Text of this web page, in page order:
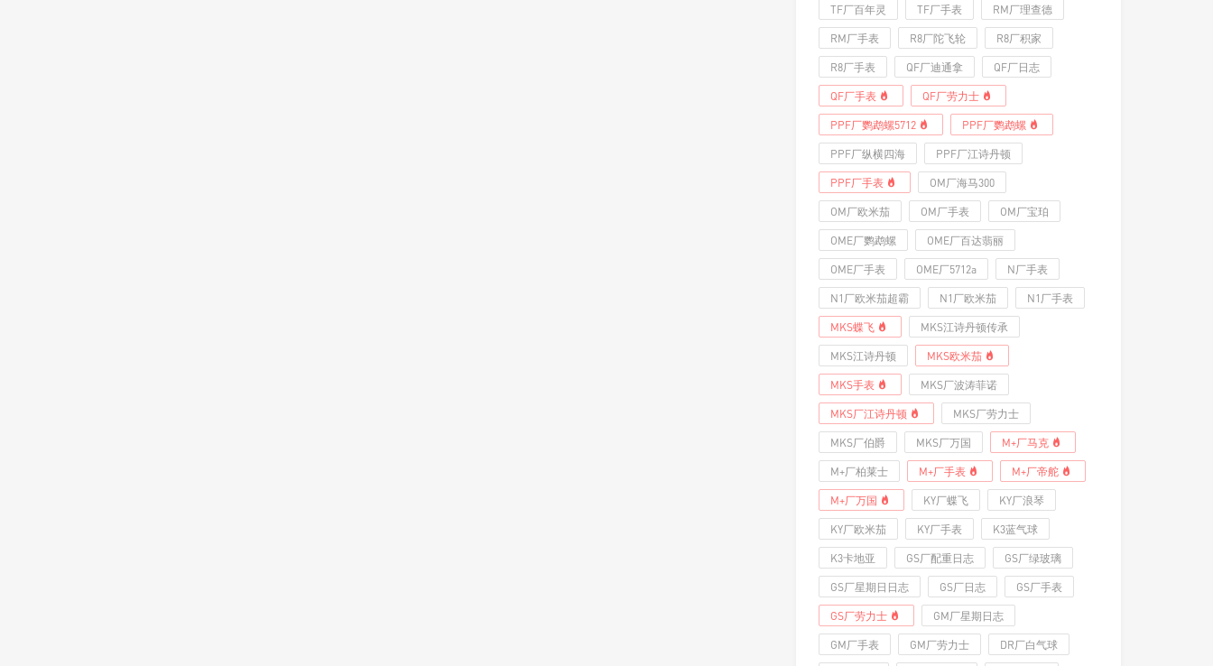
TF厂百年灵 TF厂手表 RM厂理查德
RM厂手表 R8厂陀飞轮 R8厂积家
R8厂手表 QF厂迪通拿 QF厂日志
QF厂手表 QF厂劳力士
PPF厂鹦鹉螺5712 PPF厂鹦鹉螺
PPF厂纵横四海 PPF厂江诗丹顿
PPF厂手表 OM厂海马300
OM厂欧米茄 OM厂手表 OM厂宝珀
OME厂鹦鹉螺 OME厂百达翡丽
OME厂手表 OME厂5712a N厂手表
N1厂欧米茄超霸 N1厂欧米茄 N1厂手表
MKS蝶飞 MKS江诗丹顿传承
MKS江诗丹顿 MKS欧米茄
MKS手表 MKS厂波涛菲诺
MKS厂江诗丹顿 MKS厂劳力士
MKS厂伯爵 MKS厂万国 M+厂马克
M+厂柏莱士 M+厂手表 M+厂帝舵
M+厂万国 KY厂蝶飞 KY厂浪琴
KY厂欧米茄 KY厂手表 K3蓝气球
K3卡地亚 GS厂配重日志 GS厂绿玻璃
GS厂星期日日志 GS厂日志 GS厂手表
GS厂劳力士 GM厂星期日志
GM厂手表 GM厂劳力士 DR厂白气球